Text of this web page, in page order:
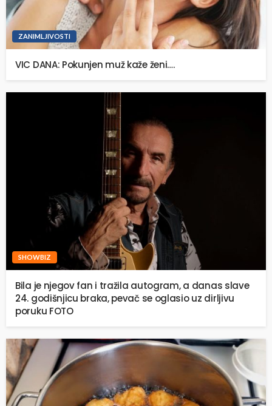
ZANIMLJIVOSTI
VIC DANA: Pokunjen muž kaže ženi….
SHOWBIZ
Bila je njegov fan i tražila autogram, a danas slave
24. godišnjicu braka, pevač se oglasio uz dirljivu
poruku FOTO